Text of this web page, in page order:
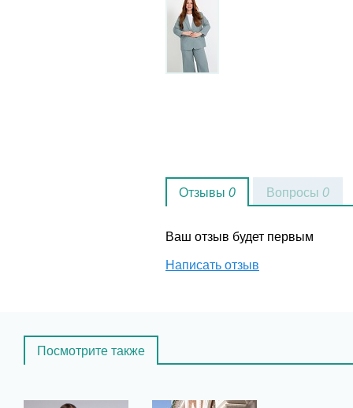
Отзывы 0
Ваш отзыв будет первым
Написать отзыв
Вопросы 0
Посмотрите также